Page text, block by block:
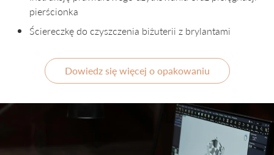
pierścionka
Ściereczkę do czyszczenia biżuterii z brylantami
Dowiedz się więcej o opakowaniu